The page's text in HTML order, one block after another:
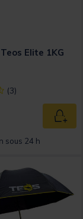
Elite 1KG
out of 5
(3)
sous 24 h